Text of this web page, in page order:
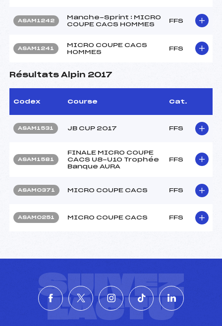
ASAM1242
Manche-Sprint : MICRO
COUPE CACS HOMMES
FFS
ASAM1241
MICRO COUPE CACS
HOMMES
FFS
Résultats Alpin 2017
Codex Course Cat.
ASAM1531 JB CUP 2017 FFS
ASAM1581
FINALE MICRO COUPE
CACS U8-U10 Trophée
Banque AURA
FFS
ASAM0371 MICRO COUPE CACS FFS
ASAM0251 MICRO COUPE CACS FFS
SUIVEZ
L'ACTU